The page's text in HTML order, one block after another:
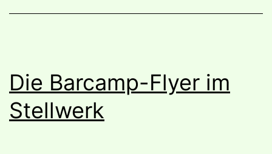
Die Barcamp-Flyer im
Stellwerk